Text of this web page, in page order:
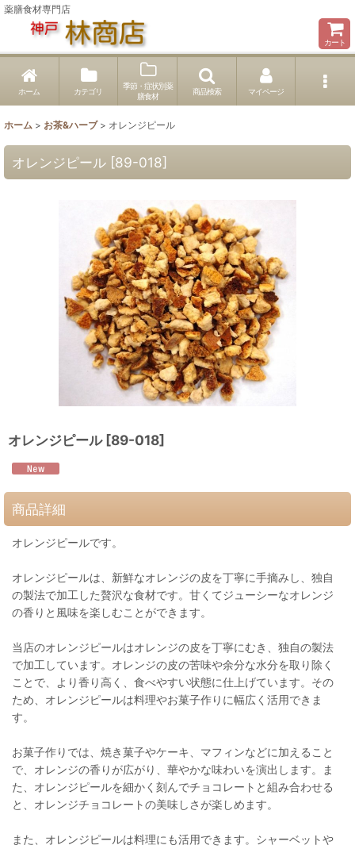
薬膳食材専門店
カート
ホーム カテゴリ
季節・症状別薬
膳食材
商品検索 マイページ
ホーム > お茶&ハーブ > オレンジピール
オレンジピール [89-018]
オレンジピール [89-018]
商品詳細
オレンジピールです。
オレンジピールは、新鮮なオレンジの皮を丁寧に手摘みし、独自
の製法で加工した贅沢な食材です。甘くてジューシーなオレンジ
の香りと風味を楽しむことができます。
当店のオレンジピールはオレンジの皮を丁寧にむき、独自の製法
で加工しています。オレンジの皮の苦味や余分な水分を取り除く
ことで、より香り高く、食べやすい状態に仕上げています。その
ため、オレンジピールは料理やお菓子作りに幅広く活用できま
す。
お菓子作りでは、焼き菓子やケーキ、マフィンなどに加えること
で、オレンジの香りが広がり、華やかな味わいを演出します。ま
た、オレンジピールを細かく刻んでチョコレートと組み合わせる
と、オレンジチョコレートの美味しさが楽しめます。
また、オレンジピールは料理にも活用できます。シャーベットや